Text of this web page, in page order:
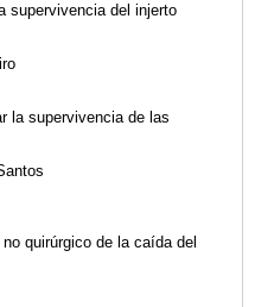
supervivencia del injerto
la supervivencia de las
quirúrgico de la caída del